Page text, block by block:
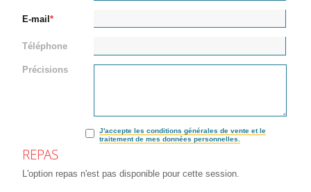
E-mail
Téléphone
Précisions
J'accepte les conditions générales de vente et le
traitement de mes données personnelles.
REPAS
L'option repas n'est pas disponible pour cette session.